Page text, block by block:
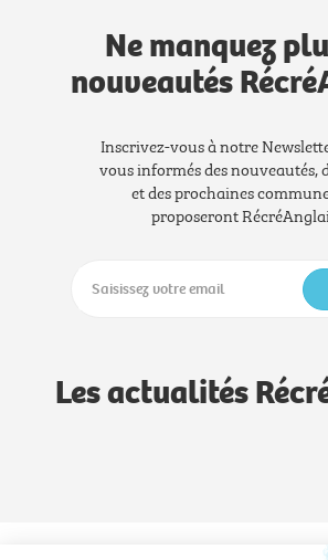
Ne manquez
nouveautés
Inscrivez-vous à notre
vous informés des nouveautés,
et des prochaines
proposeront
Les actualités